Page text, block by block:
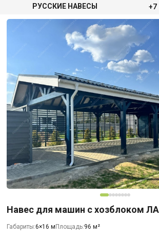
РУССКИЕ НАВЕСЫ
Навес для машин с хозблоком
Габариты:6×16 м Площадь:96 м²